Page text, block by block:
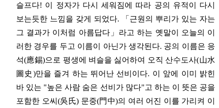
슬프다! 이 정자가 다시 세워짐에 따라 공의 유적이 다시
보는듯한 느낌을 갖게 되었다. 「근원의 뿌리가 있는 자는
그 결과가 이처럼 아름답다」라고 하는 옛말이 오늘의 이
러한 경우를 두고 이름이 아닌가 생각된다. 공의 이름은 응
석(應錫)으로 평생에 벼슬을 싫어하여 오직 산수도사(山水
圖史)만을 즐겨 하는 뛰어난 선비이다. 이 앞에 이미 밝힌
바 있는 "높은 사람 숨은 선비가 많다"고 하는 이 뜻은 공을
포함한 오씨(吳氏) 문중(門中)의 여러 어진 이를 가리켜 이